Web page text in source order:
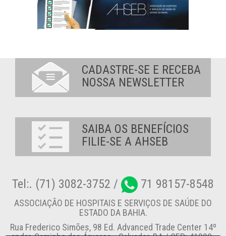
CADASTRE-SE E RECEBA
NOSSA NEWSLETTER
SAIBA OS BENEFÍCIOS
FILIE-SE A AHSEB
Tel:. (71) 3082-3752 / 71 98157-8548
ASSOCIAÇÃO DE HOSPITAIS E SERVIÇOS DE SAÚDE DO
ESTADO DA BAHIA.
Rua Frederico Simões, 98 Ed. Advanced Trade Center 14º